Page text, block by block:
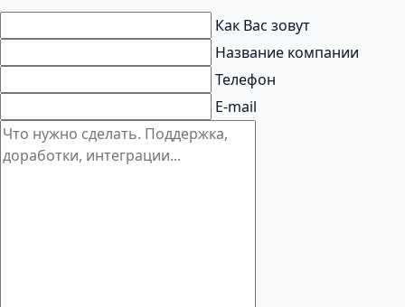
Как Вас зовут
Название компании
Телефон
E-mail